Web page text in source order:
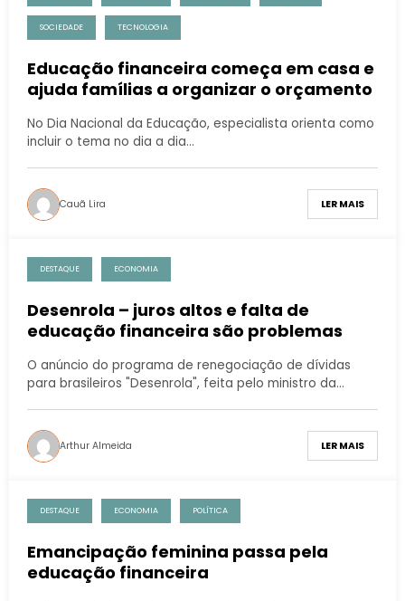
SOCIEDADE TECNOLOGIA
Educação financeira começa em casa e
ajuda famílias a organizar o orçamento
No Dia Nacional da Educação, especialista orienta como
incluir o tema no dia a dia…
Cauã Lira LER MAIS
DESTAQUE ECONOMIA
Desenrola – juros altos e falta de
educação financeira são problemas
O anúncio do programa de renegociação de dívidas
para brasileiros "Desenrola", feita pelo ministro da…
Arthur Almeida LER MAIS
DESTAQUE ECONOMIA POLÍTICA
Emancipação feminina passa pela
educação financeira